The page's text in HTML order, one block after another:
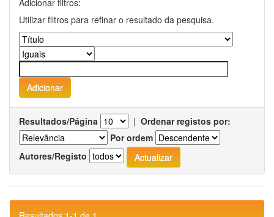
Adicionar filtros:
Utilizar filtros para refinar o resultado da pesquisa.
Resultados/Página | Ordenar registos por:
Por ordem
Autores/Registo